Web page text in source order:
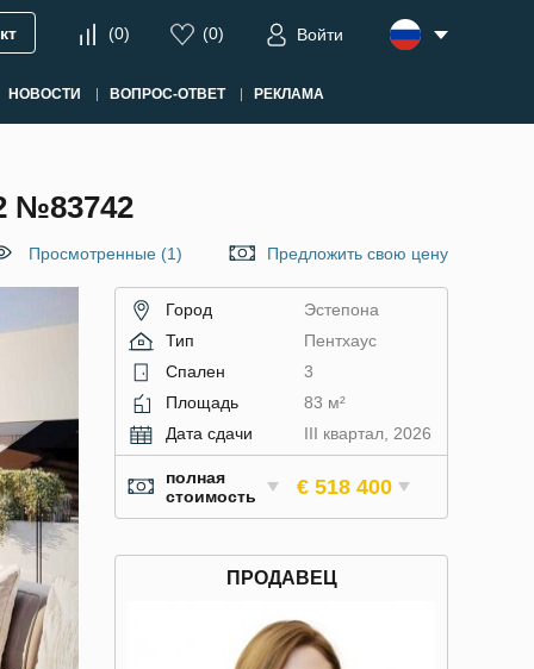
(0) (0) Войти
НОВОСТИ ВОПРОС-ОТВЕТ РЕКЛАМА
Просмотренные (1) Предложить свою цену
Город
Эстепона
Тип
Пентхаус
Спален
3
Площадь
83 м²
Дата сдачи
III квартал, 2026
полная
стоимость
€ 518 400
ПРОДАВЕЦ